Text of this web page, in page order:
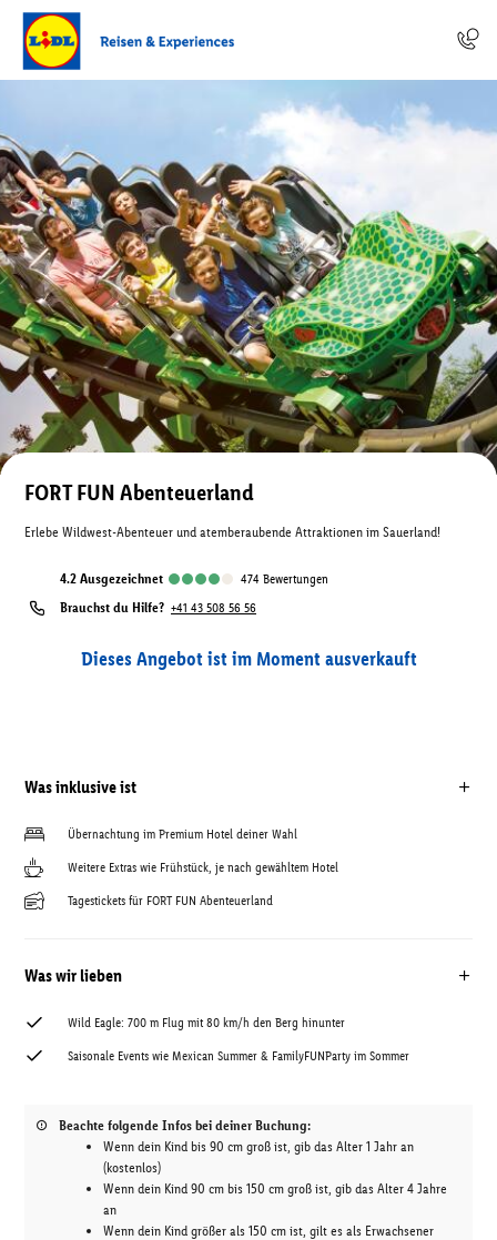
FORT FUN Abenteuerland
Erlebe Wildwest-Abenteuer und atemberaubende Attraktionen im Sauerland!
4.2 ausgezeichnet 474 Bewertungen
Brauchst du Hilfe? +41 43 508 56 56
Dieses Angebot ist im Moment ausverkauft
Was inklusive ist
Übernachtung im Premium Hotel deiner Wahl
Weitere Extras wie Frühstück, je nach gewähltem Hotel
Tagestickets für FORT FUN Abenteuerland
Was wir lieben
Wild Eagle: 700 m Flug mit 80 km/h den Berg hinunter
Saisonale Events wie Mexican Summer & FamilyFUNParty im Sommer
Beachte folgende Infos bei deiner Buchung:
Wenn dein Kind bis 90 cm groß ist, gib das Alter 1 Jahr an
(kostenlos)
Wenn dein Kind 90 cm bis 150 cm groß ist, gib das Alter 4 Jahre
an
Wenn dein Kind größer als 150 cm ist, gilt es als Erwachsener